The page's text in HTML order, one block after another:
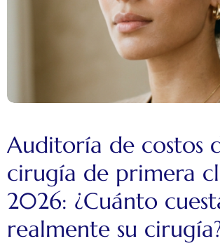
Auditoría de costos
cirugía de primera
2026: ¿Cuánto
realmente su